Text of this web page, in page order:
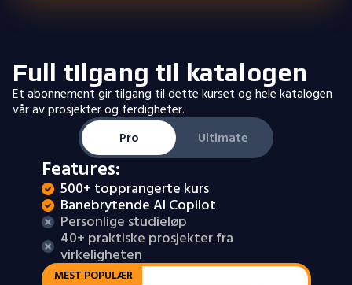
Full tilgang til katalogen
Et abonnement gir tilgang til dette kurset og hele katalogen
vår av prosjekter og ferdigheter.
Pro
Ultimate
Features:
500+ topprangerte kurs
Banebrytende AI Copilot
Personlige studieløp
40+ praktiske prosjekter fra
virkeligheten
MEST POPULÆR